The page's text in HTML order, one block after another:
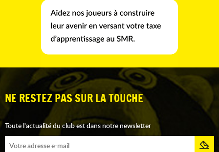
NE RESTEZ PAS SUR LA TOUCHE
Toute l'actualité du club est dans notre newsletter